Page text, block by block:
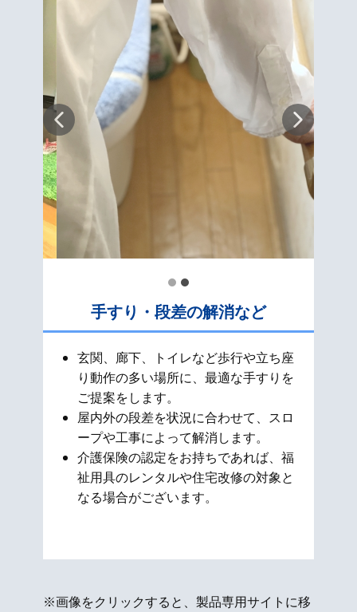
手すり・段差の解消など
玄関、廊下、トイレなど歩行や立ち座
り動作の多い場所に、最適な手すりを
ご提案をします。
屋内外の段差を状況に合わせて、スロ
ープや工事によって解消します。
介護保険の認定をお持ちであれば、福
祉用具のレンタルや住宅改修の対象と
なる場合がございます。
※画像をクリックすると、製品専用サイトに移